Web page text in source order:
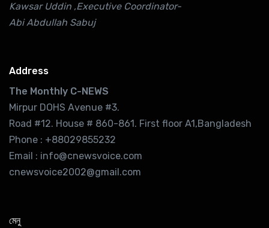
Kawsar Uddin ,Executive Coordinator-
Abi Abdullah Sabuj
Address
The Monthly C-NEWS
Mirpur DOHS Avenue #3.
Road #12. House # 860-861. First floor A1,Bangladesh
Phone : +88029855232
Email : info@cnewsvoice.com
cnewsvoice2002@gmail.com
মেনু